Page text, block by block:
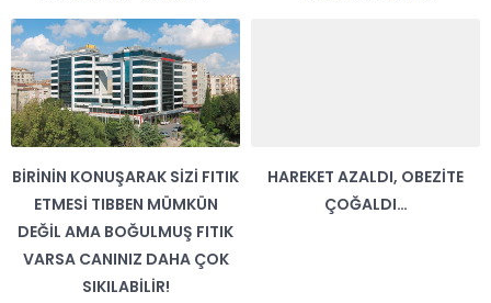
BIRININ KONUŞARAK SIZI FITIK
ETMESI TIBBEN MÜMKÜN
DEĞIL AMA BOĞULMUŞ FITIK
VARSA CANINIZ DAHA ÇOK
SIKILABILIR!
HAREKET AZALDI, OBEZITE
ÇOĞALDI…